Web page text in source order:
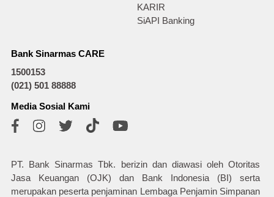
KARIR
SiAPI Banking
Bank Sinarmas CARE
1500153
(021) 501 88888
Media Sosial Kami
PT. Bank Sinarmas Tbk. berizin dan diawasi oleh Otoritas
Jasa Keuangan (OJK) dan Bank Indonesia (BI) serta
merupakan peserta penjaminan Lembaga Penjamin Simpanan